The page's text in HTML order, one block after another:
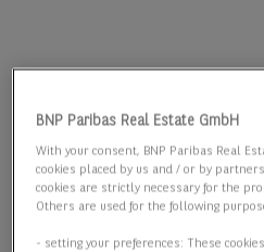
BNP Paribas Real Estate GmbH
With your consent, BNP Paribas Real
cookies placed by us and / or by
cookies are strictly necessary for the
Others are used for the following
- setting your preferences: These